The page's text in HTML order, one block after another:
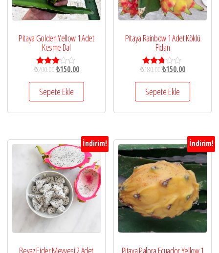
Pitaya Golden Yellow 1 Adet
Kesme Dal
5
2.92
oy aldı
₺200.00₺150.00
Sepete Ekle
Pitaya Rainbow 1 Adet Köklü
Fidan
5
2.65
oy aldı
₺180.00₺150.00
Sepete Ekle
İndirim!
Beyaz Ejder Meyvesi 2 Adet
İndirim!
Pitaya Palora Ecuador Yellow 1